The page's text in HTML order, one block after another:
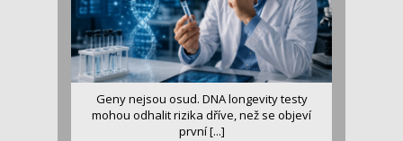
Geny nejsou osud. DNA longevity testy
mohou odhalit rizika dříve, než se objeví
první [...]